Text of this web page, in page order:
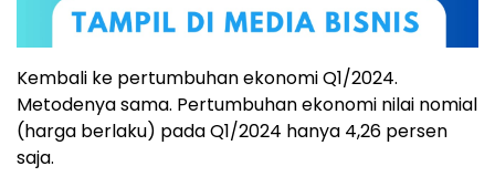
Kembali ke pertumbuhan ekonomi Q1/2024.
Metodenya sama. Pertumbuhan ekonomi nilai nomial
(harga berlaku) pada Q1/2024 hanya 4,26 persen
saja.